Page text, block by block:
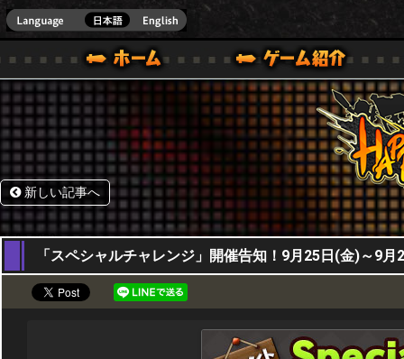
ONE VER.]
ガイド
ル｜HAPPY WARS(ハッピーウォーズ)公式サイト [ XBOX 360,XBOX ONE VER.]
サポート | HAPPY WARS(ハッピーウォーズ)公式サイ
新しい記事へ
24,09,2020
「スペシャルチャレンジ」開催告知！9月25日(金)～9月